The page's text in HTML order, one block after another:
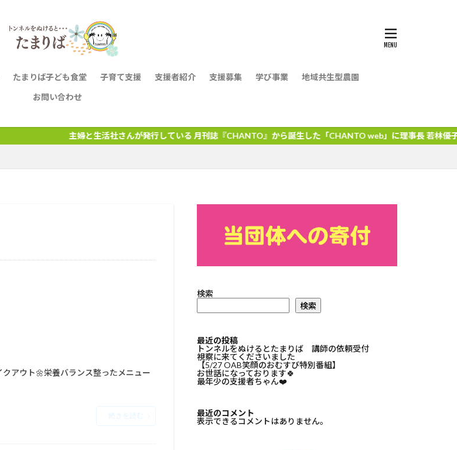
たまりば子ども食堂 子育て支援 支援者紹介 支援募集 学び事業
地域共生型農園
お問い合わせ
主婦と生活社さんが発行している 月刊誌『CHANTO』から誕生した「CHANTO web」に理事長 若林優子のインタビュー
検索
検索
最近の投稿
トンネルをぬけるとたまりば 講師の依頼受付
視察に来てくださいました
【5/27 OAB笑顔のおむすび特別番組】
お世話になっております🍀⁡
最年少の支援者ちゃん❤️⁡
最近のコメント
表示できるコメントはありません。